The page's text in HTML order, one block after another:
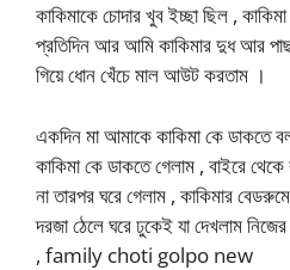
কাকিমাকে চোদার খুব ইচ্ছা ছিল ,
প্রতিদিন আর আমি কাকিমার দুধ আর
গিয়ে ধোন খেঁচে মাল আউট করতাম ।
একদিন মা আমাকে কাকিমা কে ডাকতে
কাকিমা কে ডাকতে গেলাম , বাইরে
না তারপর ঘরে গেলাম , কাকিমার
দরজা ঠেলে ঘরে ঢুকেই যা দেখলাম
, family choti golpo new